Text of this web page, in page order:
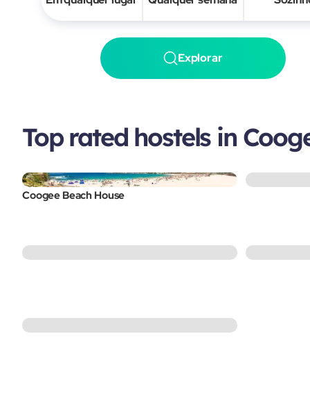
Explorar
Top rated hostels in
Coogee Beach House